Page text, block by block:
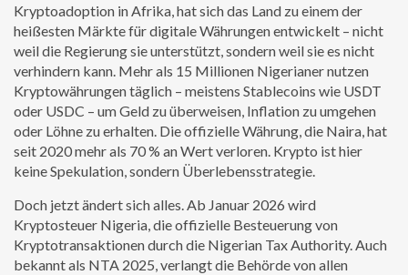
Kryptoadoption in Afrika, hat sich das Land zu einem der
heißesten Märkte für digitale Währungen entwickelt – nicht
weil die Regierung sie unterstützt, sondern weil sie es nicht
verhindern kann. Mehr als 15 Millionen Nigerianer nutzen
Kryptowährungen täglich – meistens Stablecoins wie USDT
oder USDC – um Geld zu überweisen, Inflation zu umgehen
oder Löhne zu erhalten. Die offizielle Währung, die Naira, hat
seit 2020 mehr als 70 % an Wert verloren. Krypto ist hier
keine Spekulation, sondern Überlebensstrategie.
Doch jetzt ändert sich alles. Ab Januar 2026 wird
Kryptosteuer Nigeria,die offizielle Besteuerung von
Kryptotransaktionen durch die Nigerian Tax Authority. Auch
bekannt als NTA 2025, verlangt die Behörde von allen